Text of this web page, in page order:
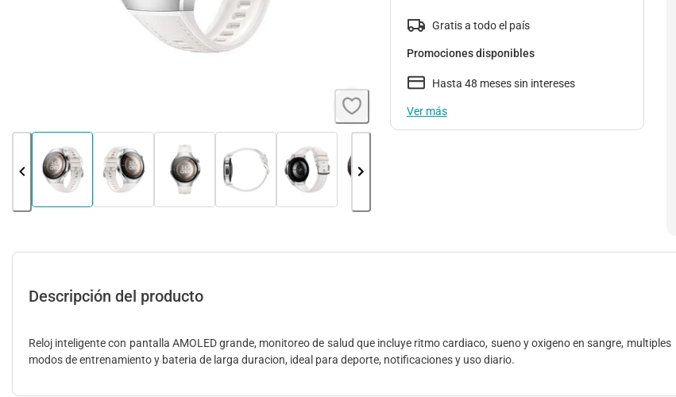
Gratis a todo el país
Promociones disponibles
Hasta 48 meses sin intereses
Ver más
Descripción del producto
Reloj inteligente con pantalla AMOLED grande, monitoreo de salud que incluye ritmo cardiaco, sueno y oxigeno en sangre, multiples
modos de entrenamiento y bateria de larga duracion, ideal para deporte, notificaciones y uso diario.